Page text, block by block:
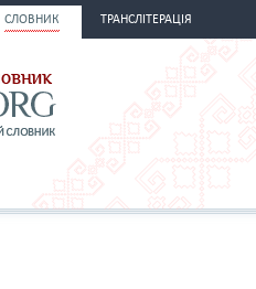
СЛОВНИК ТРАНСЛІТЕРАЦІЯ